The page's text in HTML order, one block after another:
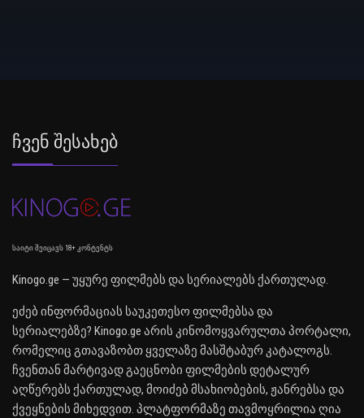
Ჩვენ Შესახებ
საიტი შეიცავს 18+ კონტენტს
Kinogo.ge — უყურე ფილმებს და სერიალებს ქართულად.
ეძებ ინფორმაციას საუკეთესო ფილმებსა და
სერიალებზე? Kinogo.ge არის კინომოყვარულთა პორტალი,
რომელიც გთავაზობთ ყველაზე მასშტაბურ კატალოგს.
ჩვენთან მარტივად გაეცნობი ფილმების დეტალურ
აღწერებს ქართულად, მოიძებ მსახიობების, ჟანრებსა და
ქვეყნების მიხედვით. პლატფორმაზე თავმოყრილია ღია